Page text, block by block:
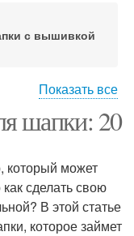
с вышивкой
Показать все
шапки: 20
который может
сделать свою
В этой статье
которое займет